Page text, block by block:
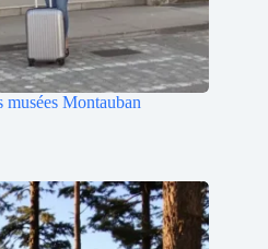
musées Montauban